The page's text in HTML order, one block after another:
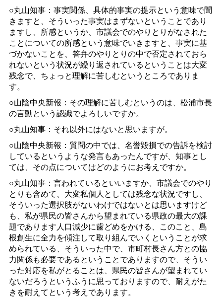
○丸山知事：事実関係、具体的事実の提示という意味で聞
きますと、そういった事実はまずないということであり
ますし、所感というか、市議会でのやりとりがなされた
ことについての所感という意味でいきますと、事実に基
づかないことを、答弁のやりとりの中で否定されておら
れないという状況が繰り返されているということは大変
残念で、ちょっと理解に苦しむというところでありま
す。
○山陰中央新報：その理解に苦しむというのは、松浦市長
の言動という認識でよろしいですか。
○丸山知事：それ以外にはないと思いますが。
○山陰中央新報：質問の中では、名誉毀損での告訴を検討
しているというような発言もあったんですが、知事とし
ては、その点についてはどのようにお考えですか。
○丸山知事：言われているといいますか、市議会でのやり
とりも含めて、大変私個人としては残念な状況ですし、
そういった選択肢がないわけではないとは思いますけど
も、私が県民の皆さんから望まれている県政の最大の課
題であります人口減少に歯どめをかける、このこと、島
根創生に全力を傾注して取り組んでいくということが求
められている、そういった中で、市町村長さん方との協
力関係も必要であるということでありますので、そうい
った対応を私がとることは、県民の皆さんが望まれてい
ないだろうというふうに思っておりますので、耐えがた
きを耐えてという考えであります。